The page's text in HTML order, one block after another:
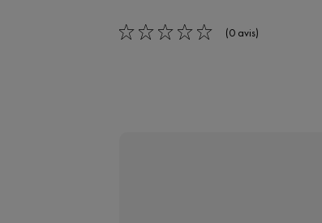
0/5 (0 avis)